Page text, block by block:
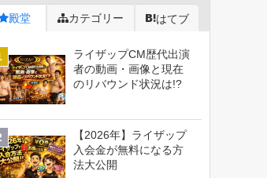
殿堂 カテゴリー はてブ
ライザップCM歴代出演
者の動画・画像と現在
のリバウンド状況は!?
【2026年】ライザップ
入会金が無料になる方
法大公開